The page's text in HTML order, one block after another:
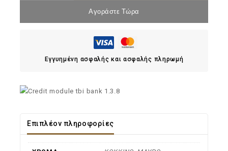
Αγοράστε Τώρα
Εγγυημένη ασφαλής και ασφαλής πληρωμή
Επιπλέον πληροφορίες